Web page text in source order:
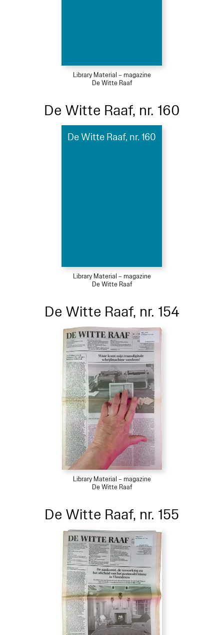
Library Material – magazine
De Witte Raaf
De Witte Raaf, nr. 160
De Witte Raaf, nr. 160
Library Material – magazine
De Witte Raaf
De Witte Raaf, nr. 154
Library Material – magazine
De Witte Raaf
De Witte Raaf, nr. 155